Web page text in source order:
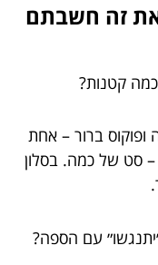
את זה חשבתם
קטנות?
ברור – אחת
– סט של כמה. בסלון
עם הספה?